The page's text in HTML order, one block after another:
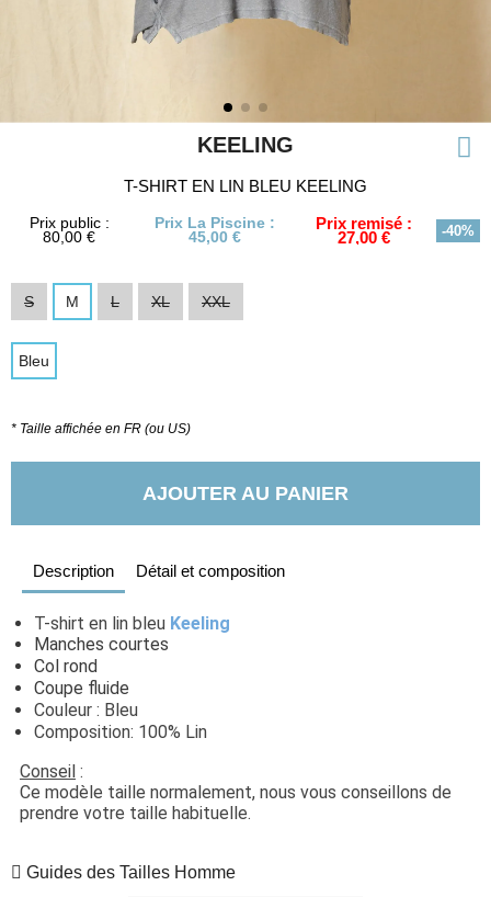
KEELING
T-SHIRT EN LIN BLEU KEELING
Prix public :
80,00 €
Prix La Piscine :
45,00 €
Prix remisé :
27,00 € -40%
S M L XL XXL
Bleu
* Taille affichée en FR (ou US)
AJOUTER AU PANIER
Description Détail et composition
T-shirt en lin bleu Keeling
Manches courtes
Col rond
Coupe fluide
Couleur : Bleu
Composition: 100% Lin
Conseil :
Ce modèle taille normalement, nous vous conseillons de
prendre votre taille habituelle.
Guides des Tailles Homme